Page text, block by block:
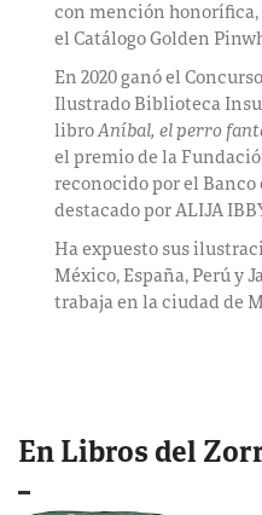
con mención honorífica,
el Catálogo Golden
En 2020 ganó el
Ilustrado Biblioteca
libroAníbal, el perro
el premio de la
reconocido por el
destacado por ALIJA
Ha expuesto sus
México, España, Perú y
trabaja en la ciudad de
En Libros del